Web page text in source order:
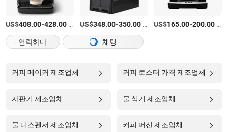
US$408.00-428.00 US$348.00-350.00/상품 US$165.00-200.00
연락하다
채팅
커피 메이커 제조업체 커피 로스터 가격 제조업체
자판기 제조업체 물 식기 제조업체
물 디스펜서 제조업체 커피 머신 제조업체